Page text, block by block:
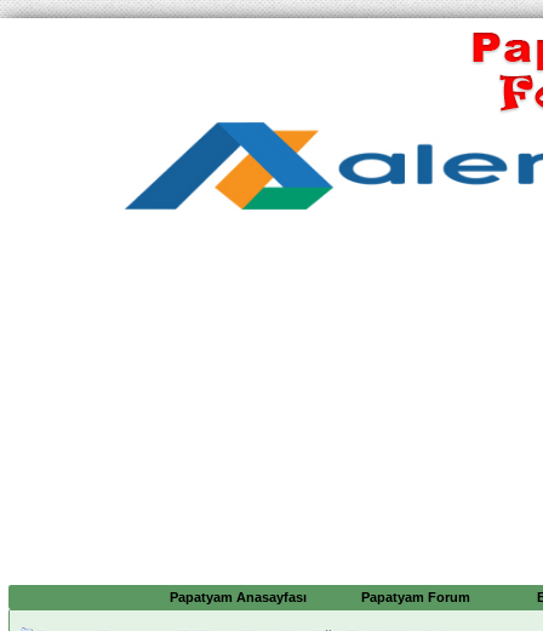
Papatyam Anasayfası Papatyam Forum